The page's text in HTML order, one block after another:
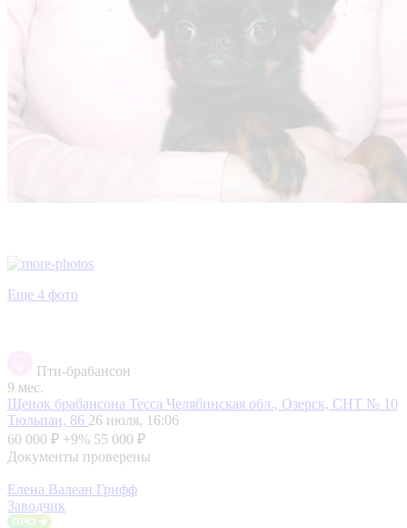
Еще 4 фото
Пти-брабансон
9 мес.
Щенок брабансона Тесса Челябинская обл., Озерск, СНТ № 10
Тюльпан, 86 26 июля, 16:06
60 000 ₽ +9% 55 000 ₽
Документы проверены
Елена Валеан Грифф
Заводчик